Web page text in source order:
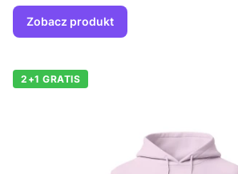
Zobacz produkt
2+1 GRATIS